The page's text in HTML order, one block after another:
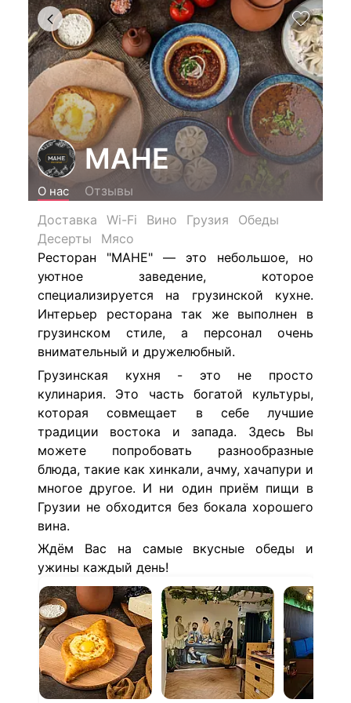
МАНЕ
О нас
Отзывы
Доставка
Wi-Fi Вино Грузия
Обеды
Десерты
Мясо
Ресторан "МАНЕ" — это небольшое, но
уютное заведение, которое
специализируется на грузинской кухне.
Интерьер ресторана так же выполнен в
грузинском стиле, а персонал очень
внимательный и дружелюбный.
Грузинская кухня - это не просто
кулинария. Это часть богатой культуры,
которая совмещает в себе лучшие
традиции востока и запада. Здесь Вы
можете попробовать разнообразные
блюда, такие как хинкали, ачму, хачапури и
многое другое. И ни один приём пищи в
Грузии не обходится без бокала хорошего
вина.
Ждём Вас на самые вкусные обеды и
ужины каждый день!